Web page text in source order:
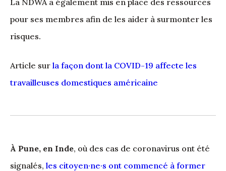
pour ses membres afin de les aider à surmonter les
risques.
Article sur la façon dont la COVID-19 affecte les
travailleuses domestiques américaine
À Pune, en Inde, où des cas de coronavirus ont été
signalés, les citoyen·ne·s ont commencé à former